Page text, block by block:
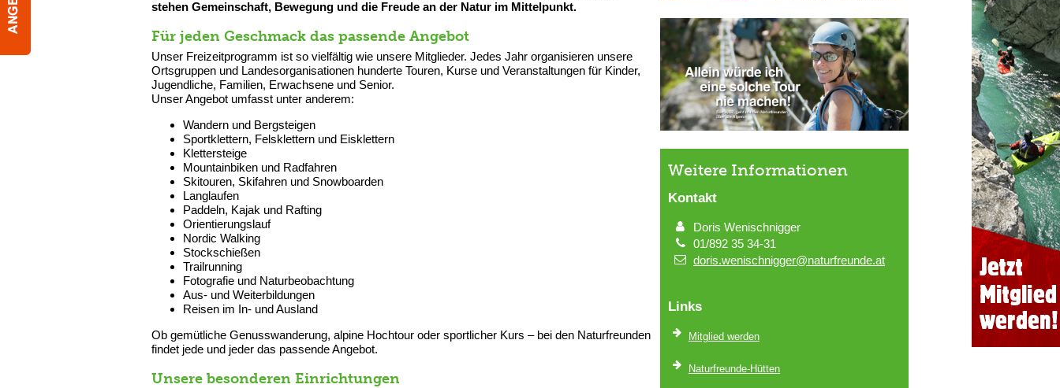
stehen Gemeinschaft, Bewegung und die Freude an der Natur im Mittelpunkt.
Für jeden Geschmack das passende Angebot
Unser Freizeitprogramm ist so vielfältig wie unsere Mitglieder. Jedes Jahr organisieren unsere
Ortsgruppen und Landesorganisationen hunderte Touren, Kurse und Veranstaltungen für Kinder,
Jugendliche, Familien, Erwachsene und Senior.
Unser Angebot umfasst unter anderem:
Wandern und Bergsteigen
Sportklettern, Felsklettern und Eisklettern
Klettersteige
Mountainbiken und Radfahren
Skitouren, Skifahren und Snowboarden
Langlaufen
Paddeln, Kajak und Rafting
Orientierungslauf
Nordic Walking
Stockschießen
Trailrunning
Fotografie und Naturbeobachtung
Aus- und Weiterbildungen
Reisen im In- und Ausland
Ob gemütliche Genusswanderung, alpine Hochtour oder sportlicher Kurs – bei den Naturfreunden
findet jede und jeder das passende Angebot.
Unsere besonderen Einrichtungen
Weitere Informationen
Kontakt
Doris Wenischnigger
01/892 35 34-31
doris.wenischnigger@naturfreunde.at
Links
Mitglied werden
Naturfreunde-Hütten